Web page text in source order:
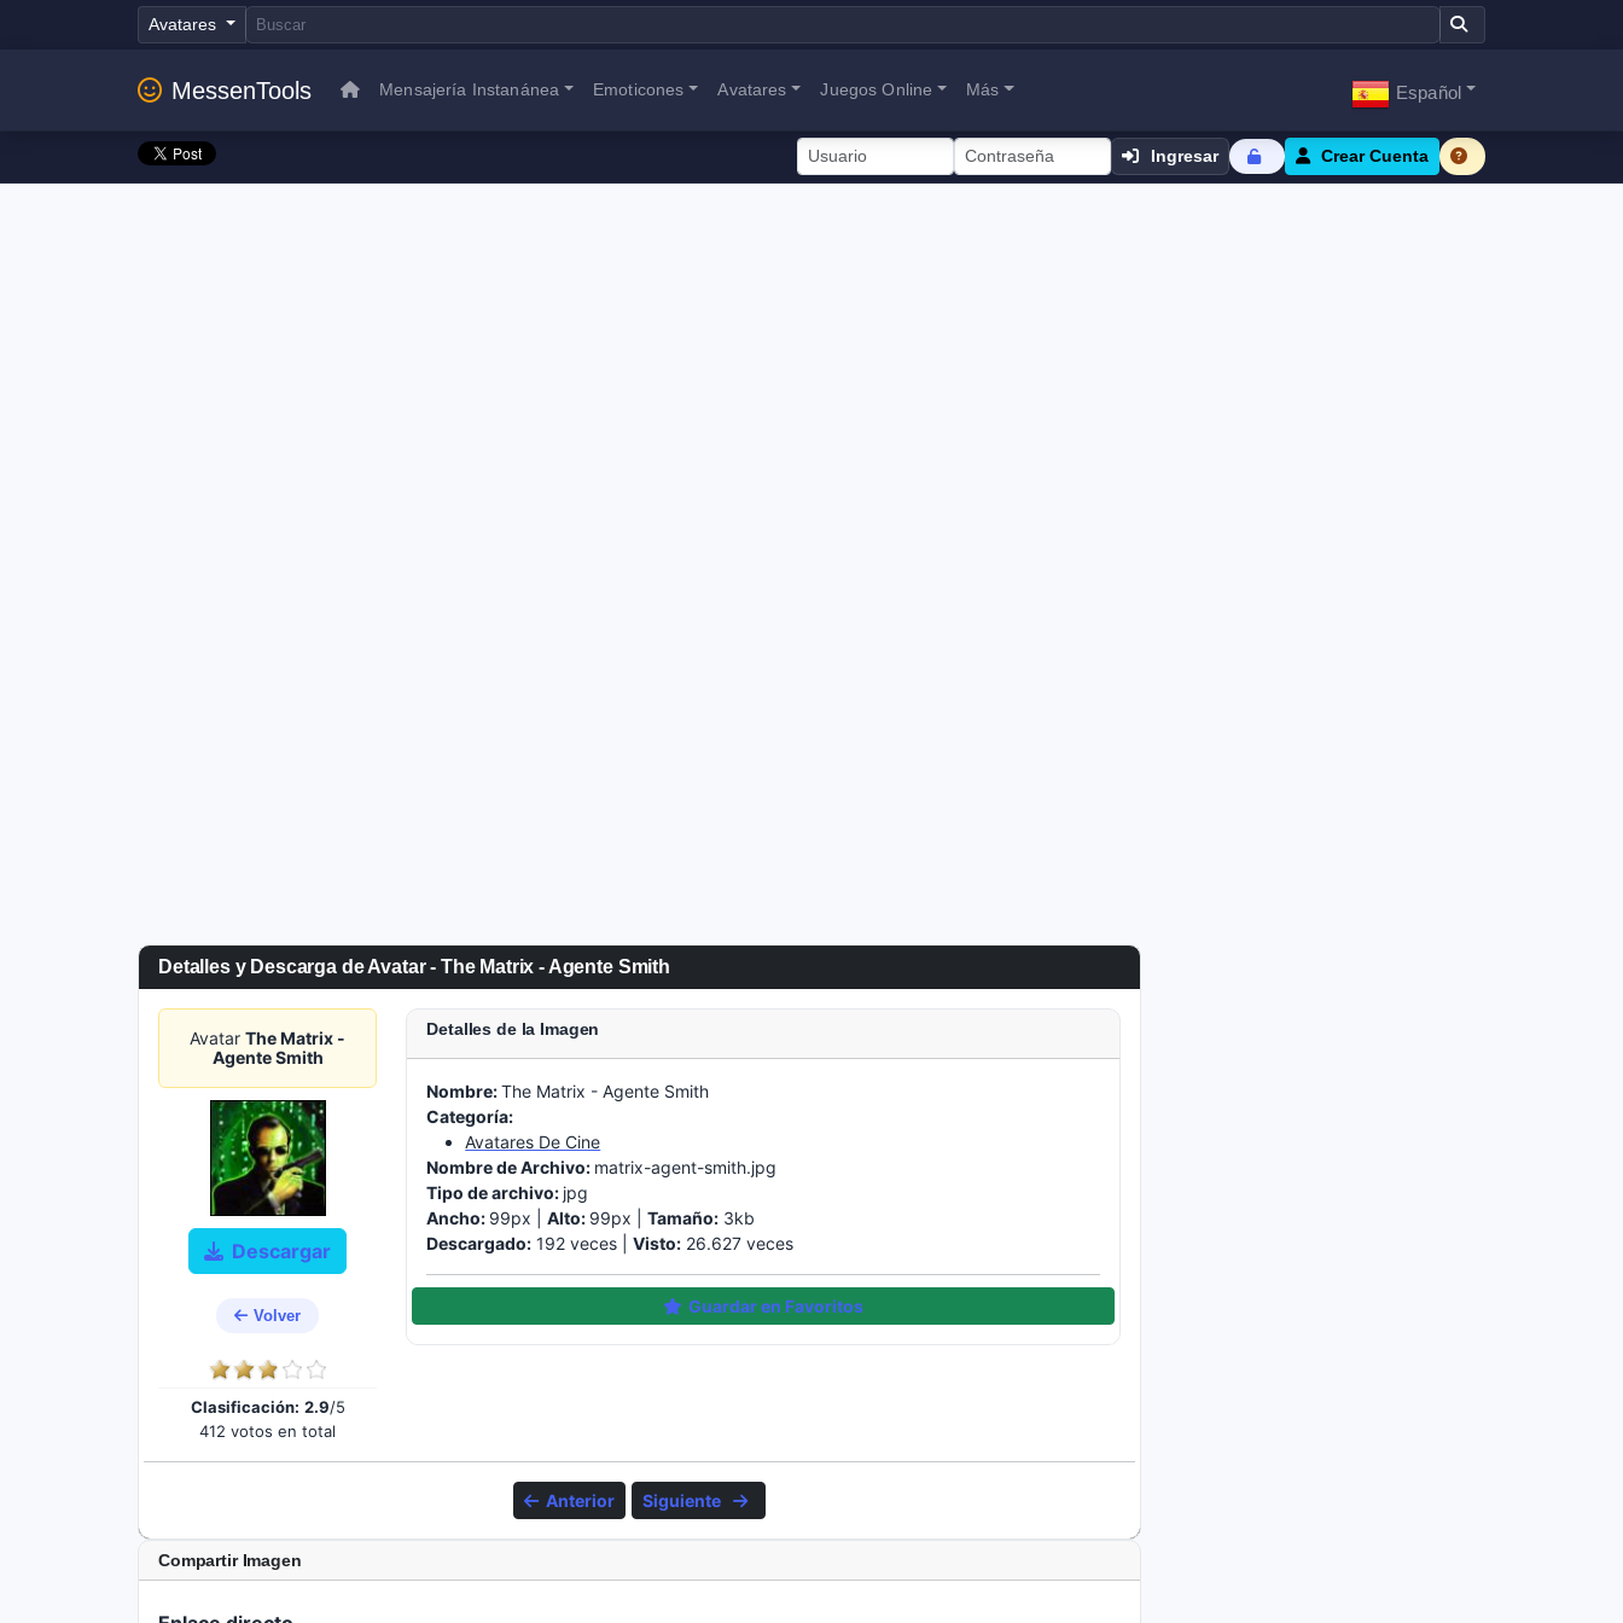
Avatares
MessenTools Mensajería Instanánea Emoticones Avatares Juegos Online Más Español
Ingresar Crear Cuenta
Detalles y Descarga de Avatar - The Matrix - Agente Smith
AvatarThe Matrix -
Agente Smith
Descargar
Volver
Clasificación: 2.9/5
412 votos en total
Detalles de la Imagen
Nombre:The Matrix - Agente Smith
Categoría:
Avatares De Cine
Nombre de Archivo: matrix-agent-smith.jpg
Tipo de archivo: jpg
Ancho: 99px |Alto: 99px |Tamaño: 3kb
Descargado: 192 veces |Visto: 26.627 veces
Guardar en Favoritos
Anterior Siguiente
Compartir Imagen